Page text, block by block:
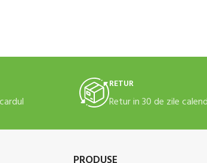
RETUR
Retur in 30 de zile